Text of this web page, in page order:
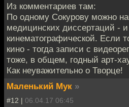
Из комментариев там:
По одному Сокурову можно
медицинских диссертаций -
кинематографической. Если
кино - тогда записи с
тоже, в общем, годный арт-
Как неуважительно о Творце!
Маленький Мук »
#12 | 06.04.17 06:45